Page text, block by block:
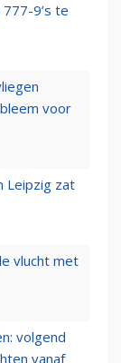
9’s te
voor
Leipzig zat
vlucht met
volgend
vanaf